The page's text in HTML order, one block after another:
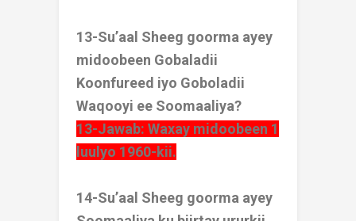
13-Su’aal Sheeg goorma ayey
midoobeen Gobaladii
Koonfureed iyo Goboladii
Waqooyi ee Soomaaliya?
13-Jawab: Waxay midoobeen 1
luulyo 1960-kii.
14-Su’aal Sheeg goorma ayey